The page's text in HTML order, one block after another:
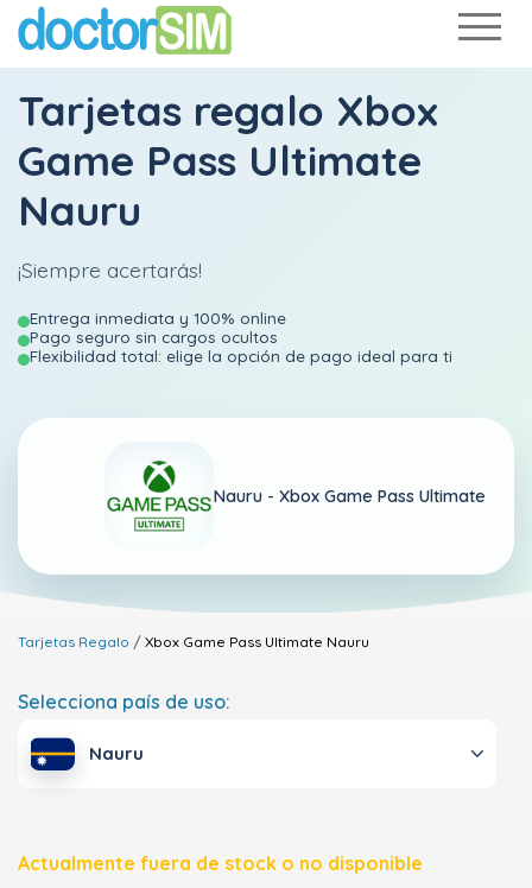
Tarjetas regalo Xbox
Game Pass Ultimate
Nauru
¡Siempre acertarás!
Entrega inmediata y 100% online
Pago seguro sin cargos ocultos
Flexibilidad total: elige la opción de pago ideal para ti
Nauru - Xbox Game Pass Ultimate
Tarjetas Regalo Xbox Game Pass Ultimate Nauru
Selecciona país de uso:
Nauru
Actualmente fuera de stock o no disponible